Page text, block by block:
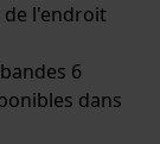
l'endroit
6
dans